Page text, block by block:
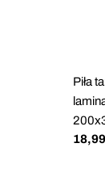
Piła
Cena
18,99